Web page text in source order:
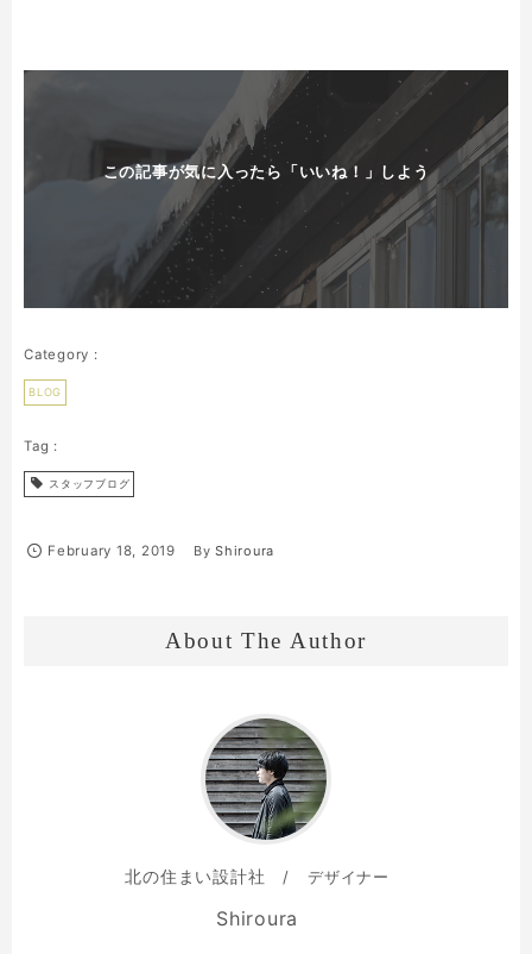
この記事が気に入ったら「いいね！」しよう
BLOG
スタッフブログ
February 18, 2019 ByShiroura
About The Author
北の住まい設計社 デザイナー
Shiroura